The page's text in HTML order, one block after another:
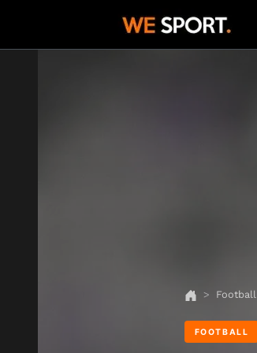
Football
FOOTBALL